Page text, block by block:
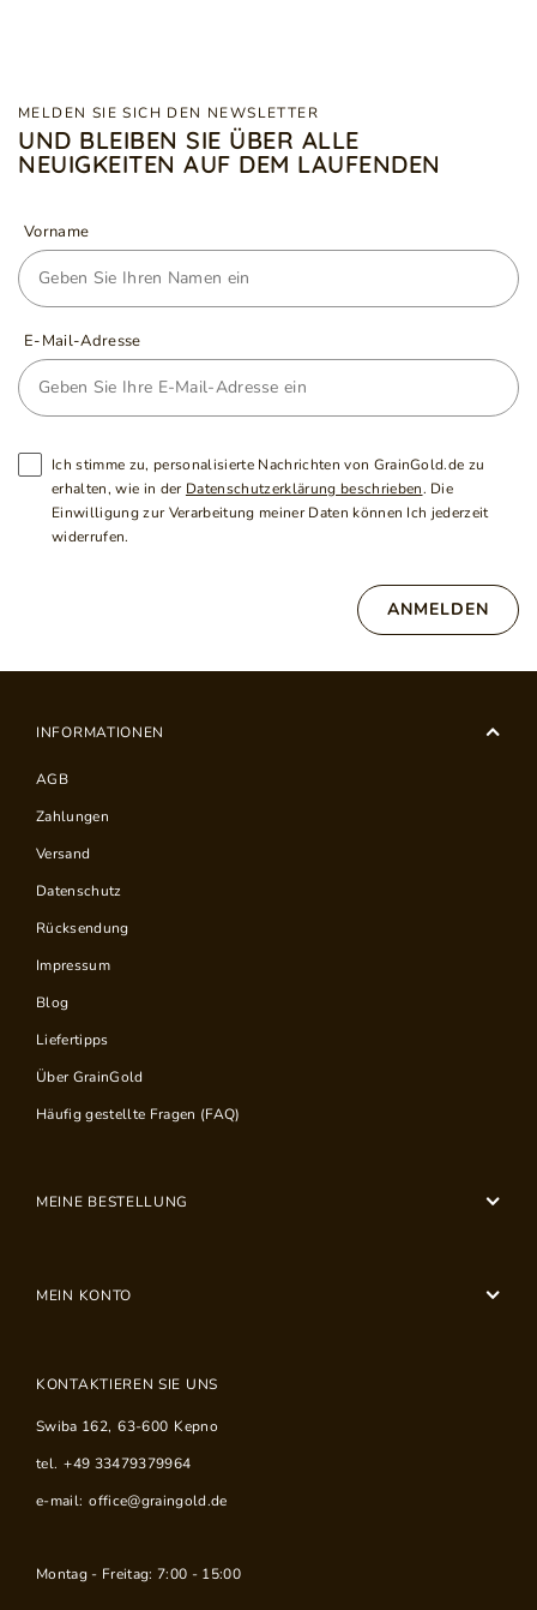
MELDEN SIE SICH DEN NEWSLETTER
UND BLEIBEN SIE ÜBER ALLE
NEUIGKEITEN AUF DEM LAUFENDEN
Vorname
E-Mail-Adresse
Ich stimme zu, personalisierte Nachrichten von GrainGold.de zu
erhalten, wie in der Datenschutzerklärung beschrieben. Die
Einwilligung zur Verarbeitung meiner Daten können Ich jederzeit
widerrufen.
ANMELDEN
INFORMATIONEN
AGB
Zahlungen
Versand
Datenschutz
Rücksendung
Impressum
Blog
Liefertipps
Über GrainGold
Häufig gestellte Fragen (FAQ)
MEINE BESTELLUNG
MEIN KONTO
KONTAKTIEREN SIE UNS
Swiba 162, 63-600 Kepno
tel. +49 33479379964
e-mail: office@graingold.de
Montag - Freitag: 7:00 - 15:00